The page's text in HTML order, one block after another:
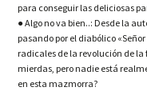
para conseguir las deliciosas
● Algo no va bien..: Desde la
pasando por el diabólico
radicales de la revolución de
mierdas, pero nadie está
en esta mazmorra?